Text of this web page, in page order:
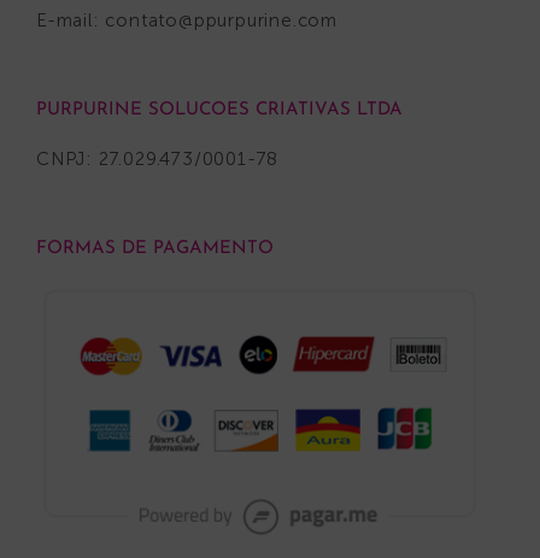
E-mail: contato@ppurpurine.com
PURPURINE SOLUCOES CRIATIVAS LTDA
CNPJ: 27.029.473/0001-78
FORMAS DE PAGAMENTO